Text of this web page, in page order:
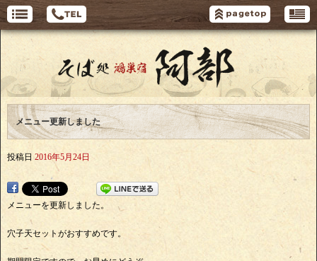
メニュー更新しました
投稿日 2016年5月24日
メニューを更新しました。
穴子天セットがおすすめです。